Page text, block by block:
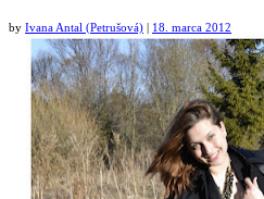
by Ivana Antal (Petrušová) 18. marca 2012